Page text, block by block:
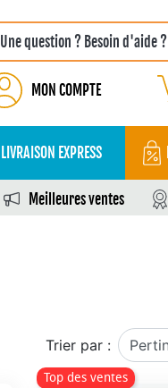
Une question ? Besoin d'aide ?
MON COMPTE
LIVRAISON EXPRESS
Meilleures ventes
Trier par :
Top des ventes